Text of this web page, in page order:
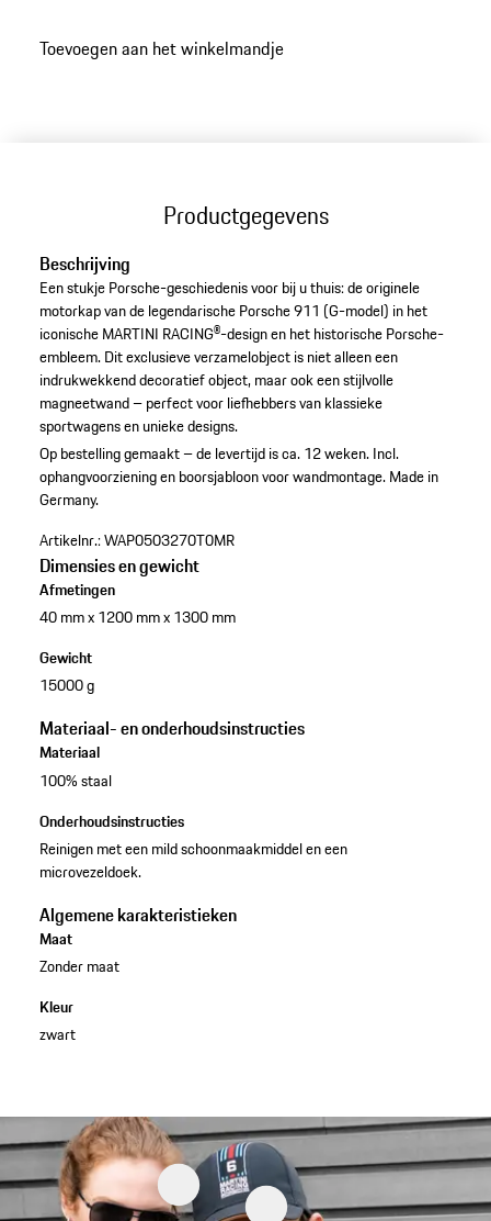
Toevoegen aan het winkelmandje
Productgegevens
Beschrijving
Een stukje Porsche-geschiedenis voor bij u thuis: de originele
motorkap van de legendarische Porsche 911 (G-model) in het
iconische MARTINI RACING®-design en het historische Porsche-
embleem. Dit exclusieve verzamelobject is niet alleen een
indrukwekkend decoratief object, maar ook een stijlvolle
magneetwand – perfect voor liefhebbers van klassieke
sportwagens en unieke designs.
Op bestelling gemaakt – de levertijd is ca. 12 weken. Incl.
ophangvoorziening en boorsjabloon voor wandmontage. Made in
Germany.
Artikelnr.:WAP0503270T0MR
Dimensies en gewicht
Afmetingen
40 mm x 1200 mm x 1300 mm
Gewicht
15000 g
Materiaal- en onderhoudsinstructies
Materiaal
100% staal
Onderhoudsinstructies
Reinigen met een mild schoonmaakmiddel en een
microvezeldoek.
Algemene karakteristieken
Maat
Zonder maat
Kleur
zwart